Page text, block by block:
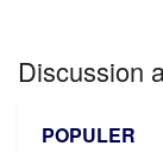
Discussion
POPULER